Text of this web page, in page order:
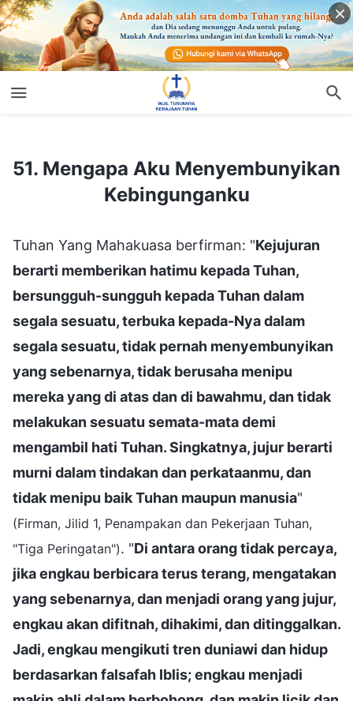
51. Mengapa Aku Menyembunyikan Kebingunganku
51. Mengapa Aku Menyembunyikan
Kebingunganku
Tuhan Yang Mahakuasa berfirman: "Kejujuran
berarti memberikan hatimu kepada Tuhan,
bersungguh-sungguh kepada Tuhan dalam
segala sesuatu, terbuka kepada-Nya dalam
segala sesuatu, tidak pernah menyembunyikan
yang sebenarnya, tidak berusaha menipu
mereka yang di atas dan di bawahmu, dan tidak
melakukan sesuatu semata-mata demi
mengambil hati Tuhan. Singkatnya, jujur berarti
murni dalam tindakan dan perkataanmu, dan
tidak menipu baik Tuhan maupun manusia"
(Firman, Jilid 1, Penampakan dan Pekerjaan Tuhan,
"Tiga Peringatan"). "Di antara orang tidak percaya,
jika engkau berbicara terus terang, mengatakan
yang sebenarnya, dan menjadi orang yang jujur,
engkau akan difitnah, dihakimi, dan ditinggalkan.
Jadi, engkau mengikuti tren duniawi dan hidup
berdasarkan falsafah Iblis; engkau menjadi